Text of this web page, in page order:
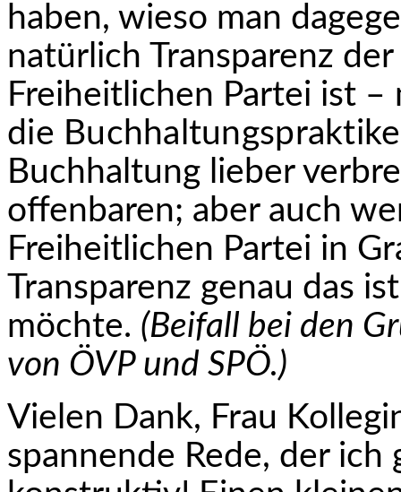
haben, wieso man
natürlich Transparenz
Freiheitlichen Partei ist
die
Buchhaltung lieber
offenbaren; aber auch
Freiheitlichen Partei in
Transparenz genau das
möchte. (Beifall bei den
von ÖVP und SPÖ.)
Vielen Dank, Frau
spannende Rede, der